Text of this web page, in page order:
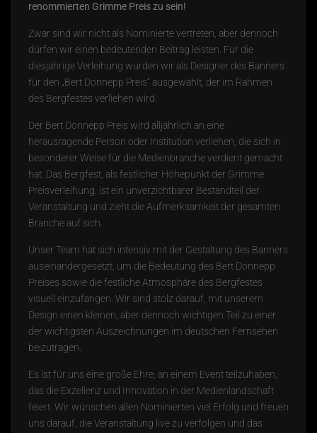
renommierten Grimme Preis zu sein!
Zwar sind wir nicht als Nominierte vertreten, aber dennoch
dürfen wir einen bedeutenden Beitrag leisten. Für die
diesjährige Verleihung wurden wir als Designer des Banners
für den „Bert Donnepp Preis“ ausgewählt, der im Rahmen
des Bergfestes verliehen wird.
Der Bert Donnepp Preis wird alljährlich an eine
herausragende Person oder Institution verliehen, die sich in
besonderer Weise für die Medienbranche verdient gemacht
hat. Das Bergfest, als festlicher Höhepunkt der Grimme
Preisverleihung, ist ein unverzichtbarer Bestandteil der
Veranstaltung und zieht die Aufmerksamkeit der gesamten
Branche auf sich.
Unser Team hat sich intensiv mit der Gestaltung des Banners
auseinandergesetzt, um die Bedeutung des Bert Donnepp
Preises sowie die festliche Atmosphäre des Bergfestes
visuell einzufangen. Wir sind stolz darauf, mit unserem
Design einen kleinen, aber dennoch wichtigen Teil zu einer
der wichtigsten Auszeichnungen im deutschen Fernsehen
beizutragen.
Es ist für uns eine große Ehre, an einem Event teilzuhaben,
das die Exzellenz und Innovation in der Medienlandschaft
feiert. Wir wünschen allen Nominierten viel Erfolg und freuen
uns darauf, die Veranstaltung live zu verfolgen und das